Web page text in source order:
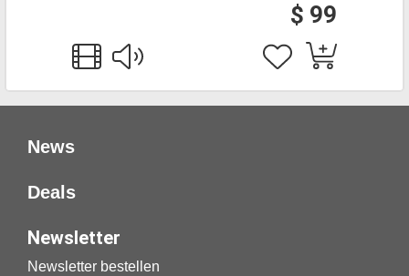
$ 99
News
Deals
Newsletter
Newsletter bestellen